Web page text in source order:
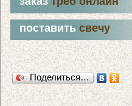
поставитьсвечу
Поделиться…